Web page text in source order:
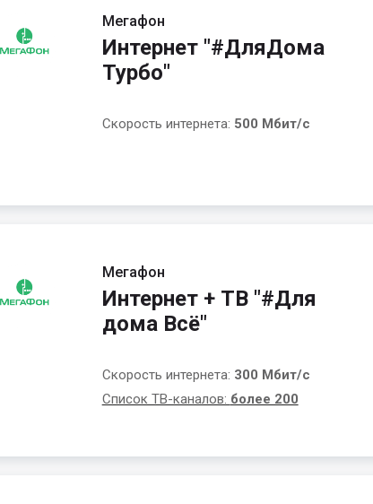
Мегафон
Интернет "#ДляДома
Турбо"
Скорость интернета: 500 Мбит/с
Мегафон
Интернет + ТВ "#Для
дома Всё"
Скорость интернета: 300 Мбит/с
Список ТВ-каналов: более 200